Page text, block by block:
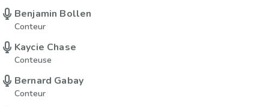
Benjamin Bollen
Conteur
Kaycie Chase
Conteuse
Bernard Gabay
Conteur